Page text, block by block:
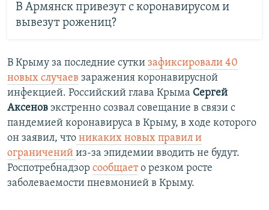
В Армянск привезут с коронавирусом и
вывезут рожениц?
В Крыму за последние сутки зафиксировали 40
новых случаев заражения коронавирусной
инфекцией. Российский глава Крыма Сергей
Аксенов экстренно созвал совещание в связи с
пандемией коронавируса в Крыму, в ходе которого
он заявил, что никаких новых правил и
ограничений из-за эпидемии вводить не будут.
Роспотребнадзор сообщаето резком росте
заболеваемости пневмонией в Крыму.